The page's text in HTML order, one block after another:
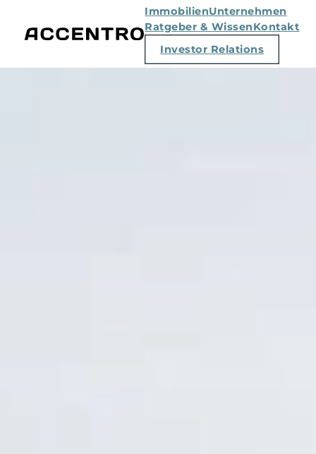
ImmobilienUnternehmen
Ratgeber & WissenKontakt
Investor Relations